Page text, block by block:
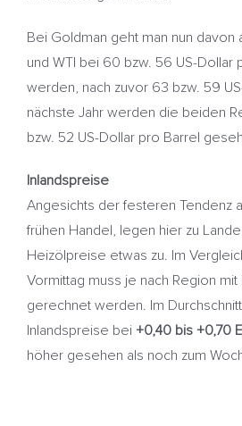
Bei Goldman geht man nun davon
und WTI bei 60 bzw. 56 US-Dollar
werden, nach zuvor 63 bzw. 59
nächste Jahr werden die beiden
bzw. 52 US-Dollar pro Barrel
Inlandspreise
Angesichts der festeren Tendenz
frühen Handel, legen hier zu
Heizölpreise etwas zu. Im
Vormittag muss je nach Region
gerechnet werden. Im
Inlandspreise bei+0,40 bis +0,70
höher gesehen als noch zum